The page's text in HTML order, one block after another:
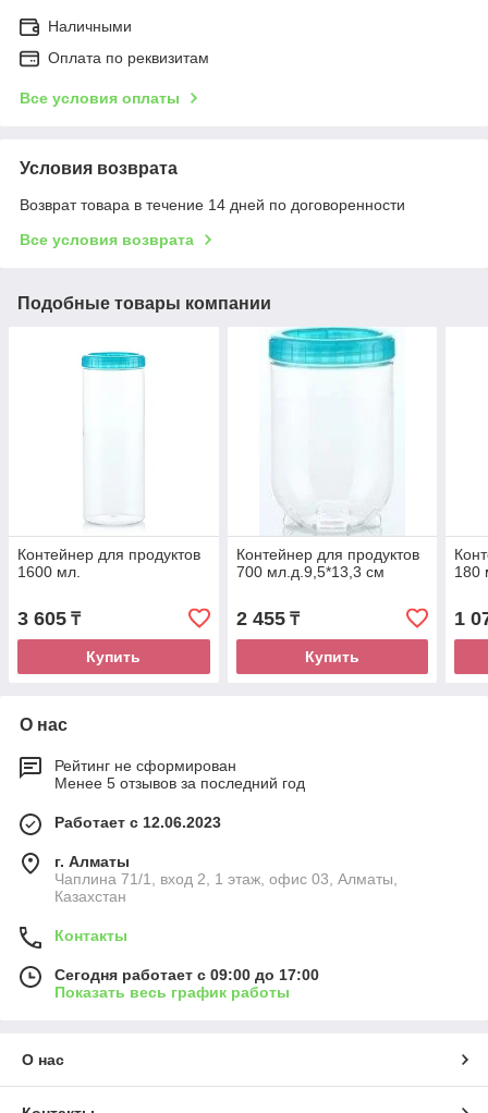
Наличными
Оплата по реквизитам
Все условия оплаты
Условия возврата
Возврат товара в течение 14 дней по договоренности
Все условия возврата
Подобные товары компании
Контейнер для продуктов
1600 мл.
3 605 ₸
Купить
Контейнер для продуктов
700 мл.д.9,5*13,3 см
2 455₸
Купить
180
1
О нас
Рейтинг не сформирован
Менее 5 отзывов за последний год
Работает с 12.06.2023
г. Алматы
Чаплина 71/1, вход 2, 1 этаж, офис 03, Алматы,
Казахстан
Контакты
Сегодня работает с 09:00 до 17:00
Показать весь график работы
О нас